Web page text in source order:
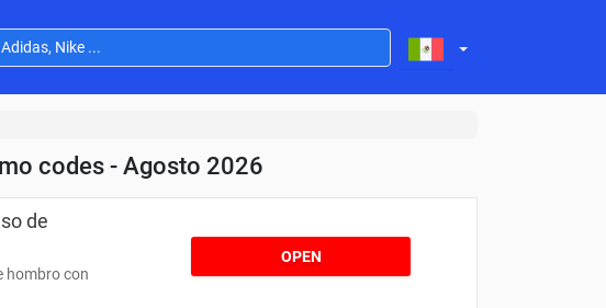
codes - Agosto 2026
de
hombro con
OPEN